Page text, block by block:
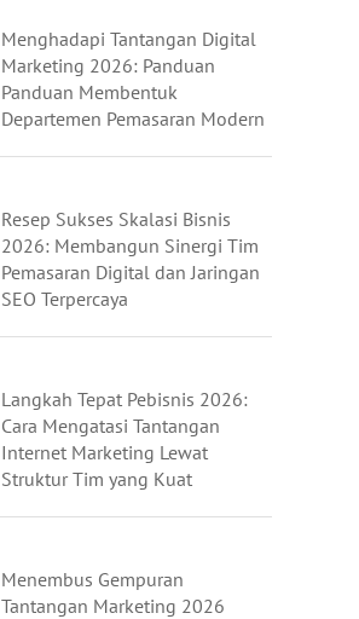
Menghadapi Tantangan Digital
Marketing 2026: Panduan
Panduan Membentuk
Departemen Pemasaran Modern
Resep Sukses Skalasi Bisnis
2026: Membangun Sinergi Tim
Pemasaran Digital dan Jaringan
SEO Terpercaya
Langkah Tepat Pebisnis 2026:
Cara Mengatasi Tantangan
Internet Marketing Lewat
Struktur Tim yang Kuat
Menembus Gempuran
Tantangan Marketing 2026